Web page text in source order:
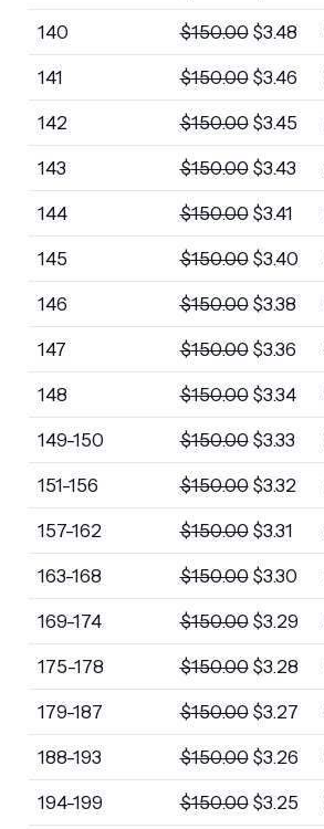
140 $150.00 $3.48
141 $150.00 $3.46
142 $150.00 $3.45
143 $150.00 $3.43
144 $150.00 $3.41
145 $150.00 $3.40
146 $150.00 $3.38
147 $150.00 $3.36
148 $150.00 $3.34
149-150 $150.00 $3.33
151-156 $150.00 $3.32
157-162 $150.00 $3.31
163-168 $150.00 $3.30
169-174 $150.00 $3.29
175-178 $150.00 $3.28
179-187 $150.00 $3.27
188-193 $150.00 $3.26
194-199 $150.00 $3.25